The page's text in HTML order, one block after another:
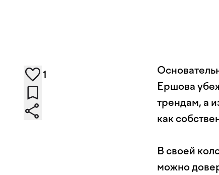
1
Ершова
трендам, а
как
В своей
можно